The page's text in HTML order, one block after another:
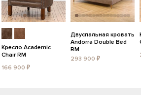
Кресло Academic
Chair RM
166 900 ₽
Двуспальная кровать
Andorra Double Bed
RM
293 900 ₽